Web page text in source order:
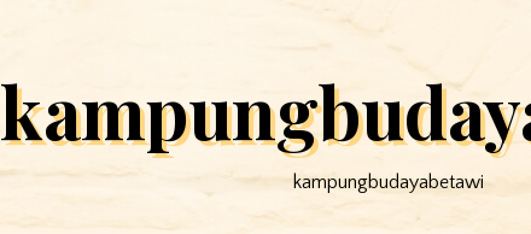
kampungbudayabetawi